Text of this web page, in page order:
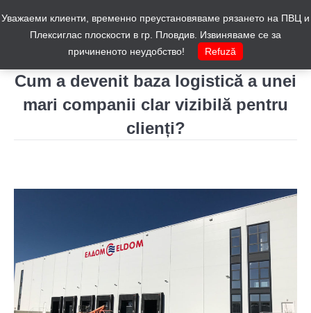
Cum a devenit baza logistică a unei
mari companii clar vizibilă pentru
clienți?
Уважаеми клиенти, временно преустановяваме рязането на ПВЦ и
Плексиглас плоскости в гр. Пловдив. Извиняваме се за
причиненото неудобство!
Refuză